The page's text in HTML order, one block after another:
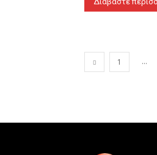
1 ...